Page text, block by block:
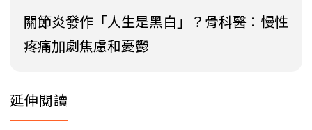
關節炎發作「人生是黑白」？骨科醫：慢性
疼痛加劇焦慮和憂鬱
延伸閱讀